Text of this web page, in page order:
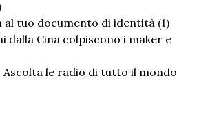
al tuo documento di identità (1)
dalla Cina colpiscono i maker e
Ascolta le radio di tutto il mondo